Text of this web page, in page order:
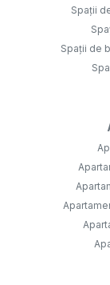
Spații
Spații de